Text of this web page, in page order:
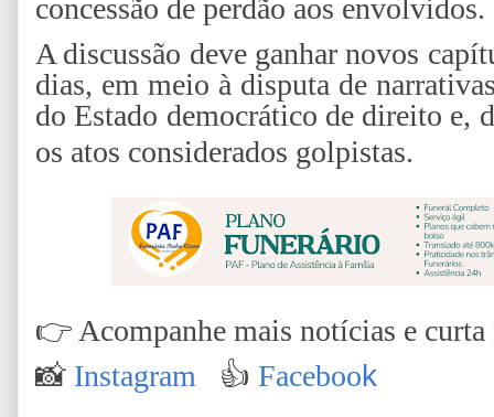
concessão de perdão aos envolvidos.
A discussão deve ganhar novos
dias, em meio à disputa de
do Estado democrático de direito e,
os atos considerados golpistas.
👉 Acompanhe mais notícias e curta
📸 Instagram 👍 Facebook